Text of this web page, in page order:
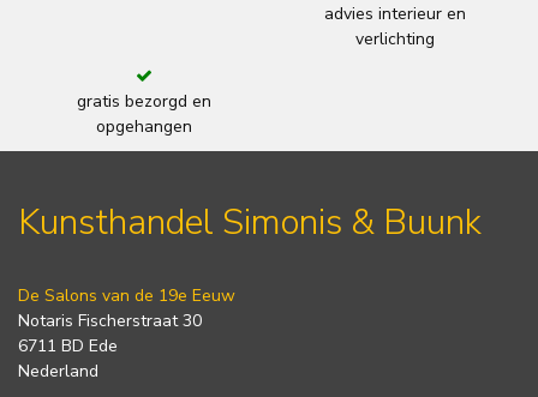
advies interieur en
verlichting
gratis bezorgd en
opgehangen
Kunsthandel Simonis & Buunk
De Salons van de 19e Eeuw
Notaris Fischerstraat 30
6711 BD Ede
Nederland